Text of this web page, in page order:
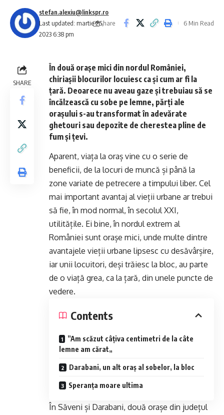
Last updated: martie 26,
2023 6:38 pm
stefan.alexiu@linkspr.ro
Share
6 Min Read
SHARE
În două orașe mici din nordul României,
chiriașii blocurilor locuiesc ca și cum ar fi la
țară. Deoarece nu aveau gaze și trebuiau să se
încălzească cu sobe pe lemne, părți ale
orașului s-au transformat în adevărate
ghetouri sau depozite de cherestea pline de
fum și țevi.
Aparent, viața la oraș vine cu o serie de
beneficii, de la locuri de muncă și până la
zone variate de petrecere a timpului liber. Cel
mai important avantaj al vieții urbane ar trebui
să fie, în mod normal, în secolul XXI,
utilitățile. Ei bine, în nordul extrem al
României sunt orașe mici, unde multe dintre
avantajele vieții urbane lipsesc cu desăvârșire,
iar unii locuitori, deși trăiesc la bloc, au parte
de o viață grea, ca la țară, din unele puncte de
vedere.
Contents
”Am scăzut câțiva centimetri de la câte
lemne am cărat„
Darabani, un alt oraș al sobelor, la bloc
Speranța moare ultima
În Săveni și Darabani, două orașe din județul